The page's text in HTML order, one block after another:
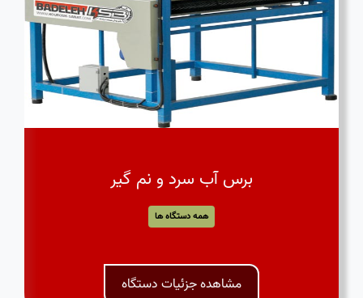
برس آب سرد و نم گیر
همه دستگاه ها
مشاهده جزئیات دستگاه